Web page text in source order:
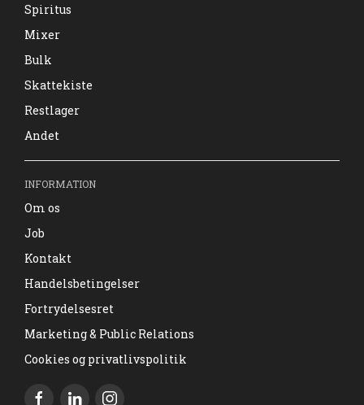
Spiritus
Mixer
Bulk
Skattekiste
Restlager
Andet
INFORMATION
Om os
Job
Kontakt
Handelsbetingelser
Fortrydelsesret
Marketing & Public Relations
Cookies og privatlivspolitik